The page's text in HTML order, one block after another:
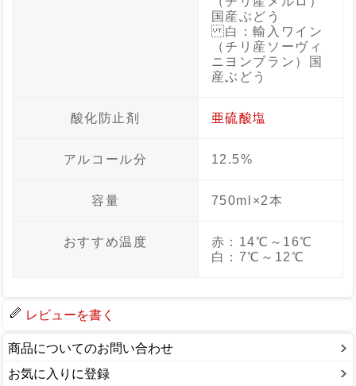
国産ぶどう
白：輸入ワイン
（チリ産ソーヴィ
ニヨンブラン）国
産ぶどう
酸化防止剤 亜硫酸塩
アルコール分 12.5%
容量 750ml×2本
おすすめ温度
赤：14℃～16℃
白：7℃～12℃
レビューを書く
商品についてのお問い合わせ
お気に入りに登録